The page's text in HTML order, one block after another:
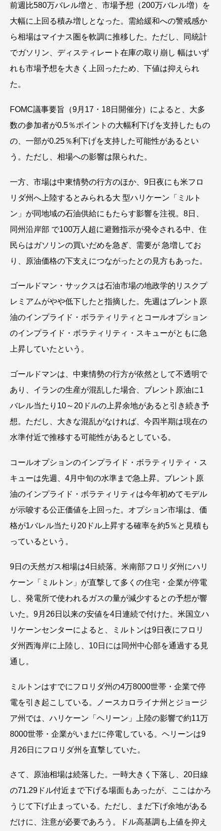
前週比580万バレル増と、市場予想（200万バレル増）を
大幅に上回る積み増しとなった。需給緩和への警戒感か
ら相場はマイナス圏を軟調に推移した。ただし、同統計
でガソリン、ディスティレート在庫の取り崩し 幅はいず
れも市場予想を大きく上回ったため、下値は抑えられ
た。
FOMC議事要旨（9月17・18日開催分）によると、大多
数の参加者が0.5％ポイントの大幅利下げを支持したもの
の、一部が0.25％利下げを支持した可能性があるとい
う。ただし、相場への影響は限られた。
一方、市場は中東情勢の行方のほか、9日夜にも米フロ
リダ州へ上陸するとみられる大 型ハリケーン「ミルト
ン」が同地域の石油供給にもたらす影響を注視。8日、
同州沿岸部 で100万人超に避難指示が発令される中、住
民らはガソリンの買いだめを急ぎ、需要が 急増してお
り、原油価格の下支えにつながったとの見方もあった。
ゴールドマン・サックスは石油市場の地政学的リスクプ
レミアムがやや低下したと指摘した。先週はブレント原
油のインプライド・ボラティリティとコールオプション
のインプライド・ボラティリティ・スキューがともに急
上昇していたという。
ゴールドマンは、中東情勢の行方が依然として不透明で
あり、イランの生産が混乱した場合、ブレント原油に1
バレル当たり10～20ドルの上昇余地があると引き続き予
想。ただし、大きな混乱がなければ、今四半期は現在の
水準付近で推移する可能性があるとしている。
コールオプションのインプライド・ボラティリティ・ス
キューは先週、4月中旬の水準まで急上昇。ブレント原
油のインプライド・ボラティリティは今年初めてモデル
が示唆する公正価値を上回った。オプション市場は、価
格が1バレル当たり20ドル上昇する確率を約5％と見積も
っているという。
9日の天然ガス相場は4日続落。米南部フロリダ州にハリ
ケーン「ミルトン」が直撃して多くの住宅・企業が停電
し、発電所で使われるガスの量が減少するとの予想が響
いた。9月26日以来の安値を4日連続で付けた。米国立ハ
リケーンセンターによると、ミルトンは9日夜にフロリ
ダ州西海岸に上陸し、10日には同州中心部を通過する見
通し。
ミルトンはすでにフロリダ州の4万8000世帯・企業で停
電を引き起こしている。ノースカロライナ州とジョージ
ア州では、ハリケーン「ヘリーン」上陸の影響で約11万
8000世帯・企業がいまだに停電している。ヘリーンは9
月26日にフロリダ州を直撃していた。
さて、原油相場は続落した。一時大きく下落し、20日線
の71.29ドル付近まで下げる場面もあったが、ここはかろ
うじて下げ止まっている。ただし、まだ下げ余地がある
だけに、注意が必要であろう。ドル高基調も上値を抑え